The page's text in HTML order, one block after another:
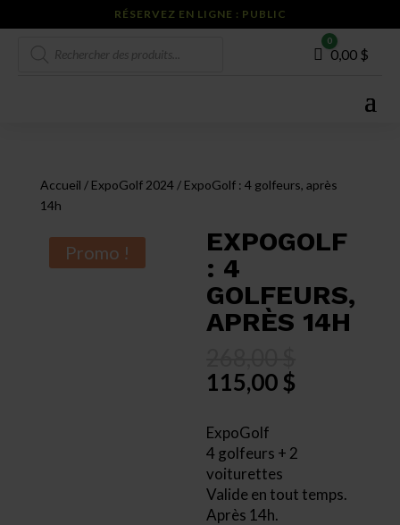
RÉSERVEZ EN LIGNE : PUBLIC
Panier
0
0,00 $
Accueil / ExpoGolf 2024/ ExpoGolf : 4 golfeurs, après
14h
Promo !
EXPOGOLF
: 4
GOLFEURS,
APRÈS 14H
115,00$
est :
115,00 $.
ExpoGolf
4 golfeurs + 2
voiturettes
Valide en tout temps.
Après 14h.